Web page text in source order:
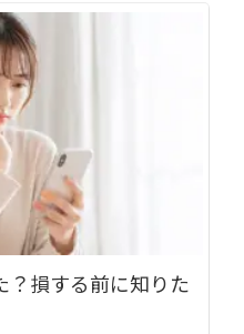
？損する前に知りた